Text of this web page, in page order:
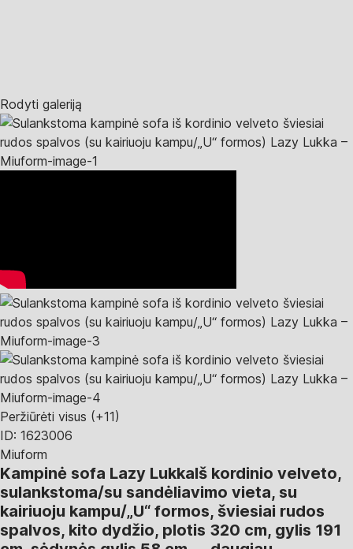
Rodyti galeriją
Peržiūrėti visus (+11)
ID: 1623006
Miuform
Kampinė sofa Lazy LukkaIš kordinio velveto,
sulankstoma/su sandėliavimo vieta, su
kairiuoju kampu/„U“ formos, šviesiai rudos
spalvos, kito dydžio, plotis 320 cm, gylis 191